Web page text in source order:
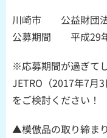
川崎市 公益財団
公募期間 平成29
※応募期間が過ぎて
JETRO（2017年7月
をご検討ください！
▲模倣品の取り締